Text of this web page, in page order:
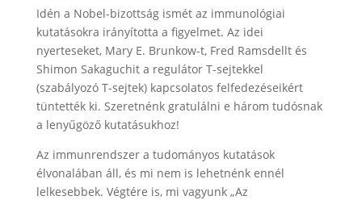
Idén a Nobel-bizottság ismét az immunológiai
kutatásokra irányította a figyelmet. Az idei
nyerteseket, Mary E. Brunkow-t, Fred Ramsdellt és
Shimon Sakaguchit a regulátor T-sejtekkel
(szabályozó T-sejtek) kapcsolatos felfedezéseikért
tüntették ki. Szeretnénk gratulálni e három tudósnak
a lenyűgöző kutatásukhoz!
Az immunrendszer a tudományos kutatások
élvonalában áll, és mi nem is lehetnénk ennél
lelkesebbek. Végtére is, mi vagyunk „Az